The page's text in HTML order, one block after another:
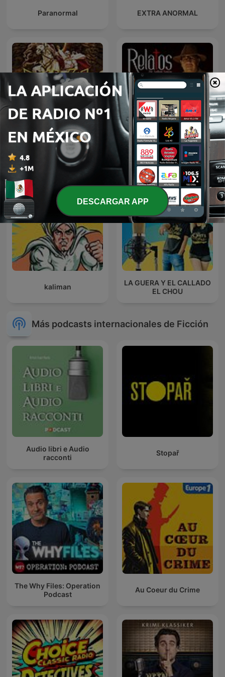
Paranormal EXTRA ANORMAL
Kalimán | 01 Los
Profanadores de Tumbas
-1963
Relatos por Santiago
Segovia
kaliman
LA GUERA Y EL CALLADO
EL CHOU
Más podcasts internacionales de Ficción
Audio libri e Audio
racconti
Stopař
The Why Files: Operation
Podcast
Au Coeur du Crime
DESCARGAR APP